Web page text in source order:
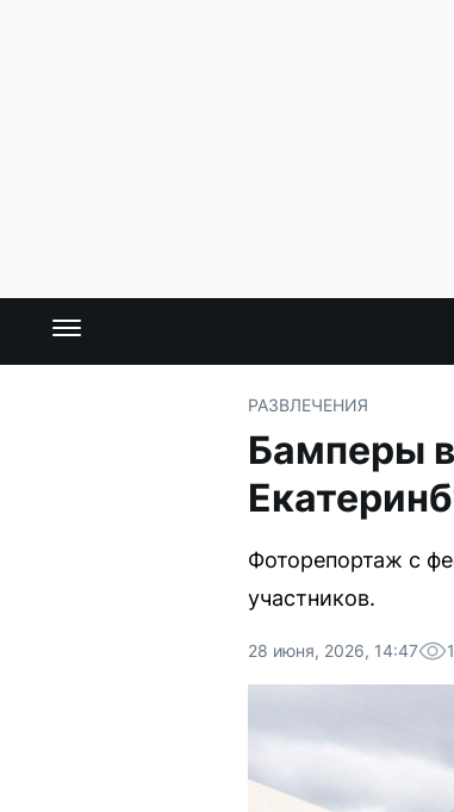
РАЗВЛЕЧЕНИЯ
Бамперы
Фоторепортаж с
участников.
28 июня, 2026, 14:47